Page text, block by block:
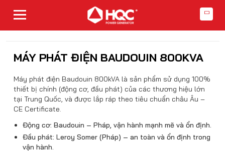
MÁY PHÁT ĐIỆN BAUDOUIN 800KVA
Máy phát điện Baudouin 800kVA là sản phẩm sử dụng 100%
thiết bị chính (động cơ, đầu phát) của các thương hiệu lớn
tại Trung Quốc, và được lắp ráp theo tiêu chuẩn châu Âu –
CE Certificate.
Động cơ: Baudouin – Pháp, vận hành mạnh mẽ và ổn định.
Đầu phát: Leroy Somer (Pháp) – an toàn và ổn định trong
vận hành.